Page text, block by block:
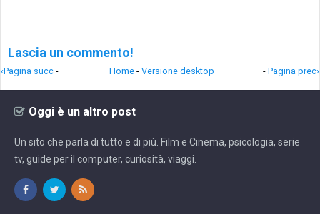
Lascia un commento!
‹Pagina succ - - Pagina prec›
Home - Versione desktop
Oggi è un altro post
Un sito che parla di tutto e di più. Film e Cinema, psicologia, serie
tv, guide per il computer, curiosità, viaggi.